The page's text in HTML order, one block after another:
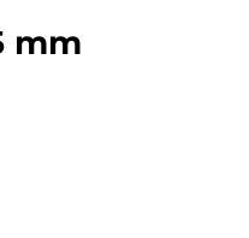
mm